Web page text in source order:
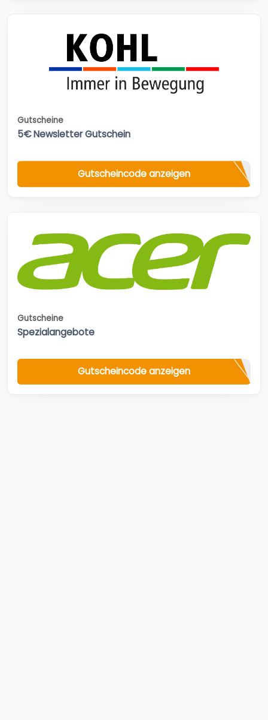
Gutscheine
5€ Newsletter Gutschein
Gutscheincode anzeigen
Gutscheine
Spezialangebote
Gutscheincode anzeigen